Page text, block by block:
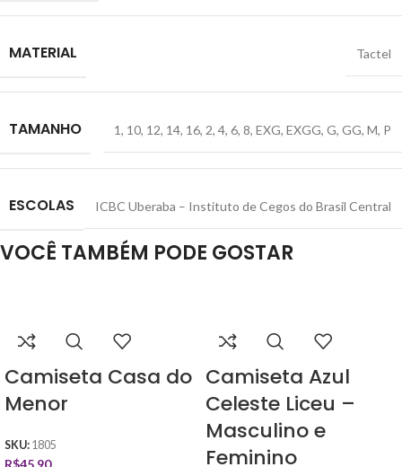
MATERIAL Tactel
TAMANHO 1, 10, 12, 14, 16, 2, 4, 6, 8, EXG, EXGG, G, GG, M, P
ESCOLAS ICBC Uberaba – Instituto de Cegos do Brasil Central
VOCÊ TAMBÉM PODE GOSTAR
Camiseta Casa do
Menor
SKU: 1805
R$45,90
Camiseta Azul
Celeste Liceu –
Masculino e
Feminino